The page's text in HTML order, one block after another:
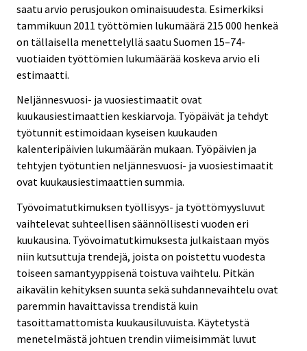
saatu arvio perusjoukon ominaisuudesta. Esimerkiksi
tammikuun 2011 työttömien lukumäärä 215 000 henkeä
on tällaisella menettelyllä saatu Suomen 15–74-
vuotiaiden työttömien lukumäärää koskeva arvio eli
estimaatti.
Neljännesvuosi- ja vuosiestimaatit ovat
kuukausiestimaattien keskiarvoja. Työpäivät ja tehdyt
työtunnit estimoidaan kyseisen kuukauden
kalenteripäivien lukumäärän mukaan. Työpäivien ja
tehtyjen työtuntien neljännesvuosi- ja vuosiestimaatit
ovat kuukausiestimaattien summia.
Työvoimatutkimuksen työllisyys- ja työttömyysluvut
vaihtelevat suhteellisen säännöllisesti vuoden eri
kuukausina. Työvoimatutkimuksesta julkaistaan myös
niin kutsuttuja trendejä, joista on poistettu vuodesta
toiseen samantyyppisenä toistuva vaihtelu. Pitkän
aikavälin kehityksen suunta sekä suhdannevaihtelu ovat
paremmin havaittavissa trendistä kuin
tasoittamattomista kuukausiluvuista. Käytetystä
menetelmästä johtuen trendin viimeisimmät luvut